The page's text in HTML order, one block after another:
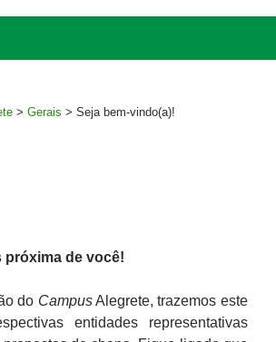
> Gerais > Seja bem-vindo(a)!
próxima de você!
do CampusAlegrete, trazemos este
entidades representativas